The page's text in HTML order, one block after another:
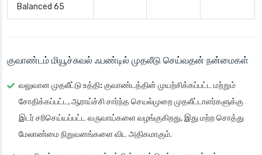
Balanced 65
குவாண்டம் மியூச்சுவல் ஃபண்டில் முதலீடு செய்வதன் நன்மைகள்
வலுவான முதலீட்டு உத்தி: குவாண்டத்தின் முயற்சிக்கப்பட்ட மற்றும்
சோதிக்கப்பட்ட, ஆராய்ச்சி சார்ந்த செயல்முறை முதலீட்டாளர்களுக்கு
இடர் சரிசெய்யப்பட்ட வருவாய்களை வழங்குகிறது, இது மற்ற சொத்து
மேலாண்மை நிறுவனங்களை விட அதிகமாகும்.